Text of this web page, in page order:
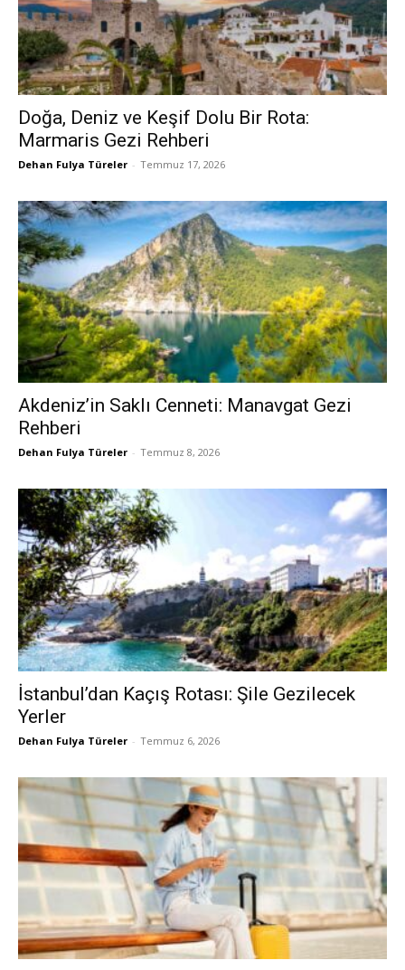
Doğa, Deniz ve Keşif Dolu Bir Rota:
Marmaris Gezi Rehberi
Dehan Fulya Türeler - Temmuz 17, 2026
Akdeniz’in Saklı Cenneti: Manavgat Gezi
Rehberi
Dehan Fulya Türeler - Temmuz 8, 2026
İstanbul’dan Kaçış Rotası: Şile Gezilecek
Yerler
Dehan Fulya Türeler - Temmuz 6, 2026